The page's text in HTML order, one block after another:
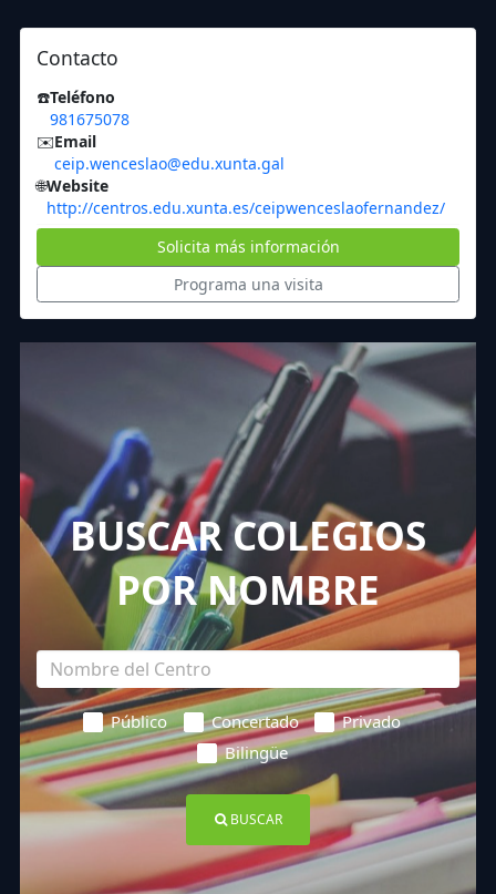
Contacto
☎️Teléfono
981675078
✉️Email
ceip.wenceslao@edu.xunta.gal
🌐Website
http://centros.edu.xunta.es/ceipwenceslaofernandez/
Solicita más información
Programa una visita
BUSCAR COLEGIOS
POR NOMBRE
Público Concertado
Privado
Bilingüe
BUSCAR